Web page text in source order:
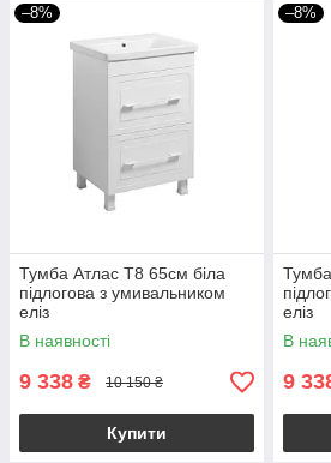
–8%
Тумба Атлас Т8 65см біла
підлогова з умивальником
еліз
В наявності
9 338 ₴ 10 150 ₴
Купити
–8%
еліз
В
9